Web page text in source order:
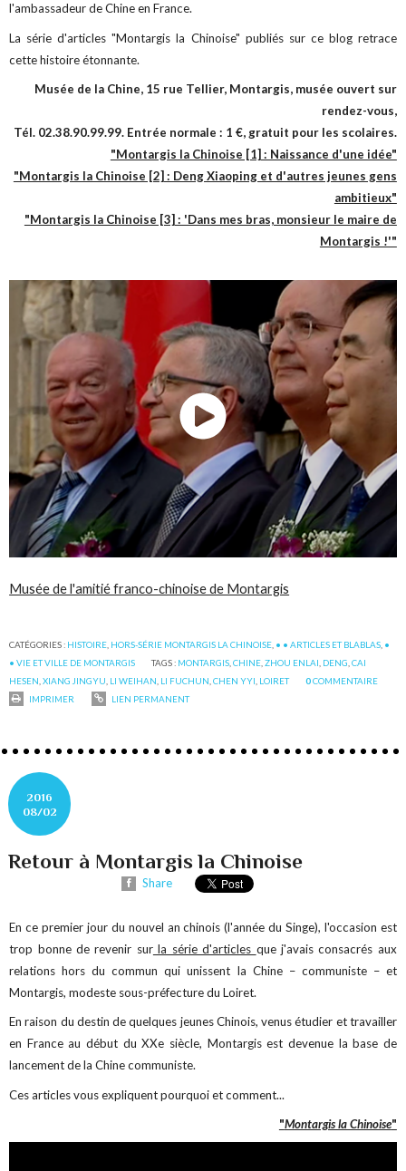
l'ambassadeur de Chine en France.
La série d'articles "Montargis la Chinoise" publiés sur ce blog retrace
cette histoire étonnante.
Musée de la Chine, 15 rue Tellier, Montargis, musée ouvert sur
rendez-vous,
Tél. 02.38.90.99.99. Entrée normale : 1 €, gratuit pour les scolaires.
"Montargis la Chinoise [1] : Naissance d'une idée"
"Montargis la Chinoise [2] : Deng Xiaoping et d'autres jeunes gens
ambitieux"
"Montargis la Chinoise [3] : 'Dans mes bras, monsieur le maire de
Montargis !'"
Musée de l'amitié franco-chinoise de Montargis
CATÉGORIES : HISTOIRE, HORS-SÉRIE MONTARGIS LA CHINOISE, • • ARTICLES ET BLABLAS, •
• VIE ET VILLE DE MONTARGIS
TAGS : MONTARGIS,CHINE,ZHOU ENLAI, DENG,CAI
HESEN,XIANG JINGYU, LI WEIHAN, LI FUCHUN,CHEN YYI, LOIRET 0COMMENTAIRE
IMPRIMER
LIEN PERMANENT
2016
08/02
Retour à Montargis la Chinoise
Share
En ce premier jour du nouvel an chinois (l'année du Singe), l'occasion est
trop bonne de revenir surla série d'articles que j'avais consacrés aux
relations hors du commun qui unissent la Chine – communiste – et
Montargis, modeste sous-préfecture du Loiret.
En raison du destin de quelques jeunes Chinois, venus étudier et travailler
en France au début du XXe siècle, Montargis est devenue la base de
lancement de la Chine communiste.
Ces articles vous expliquent pourquoi et comment...
"Montargis la Chinoise"